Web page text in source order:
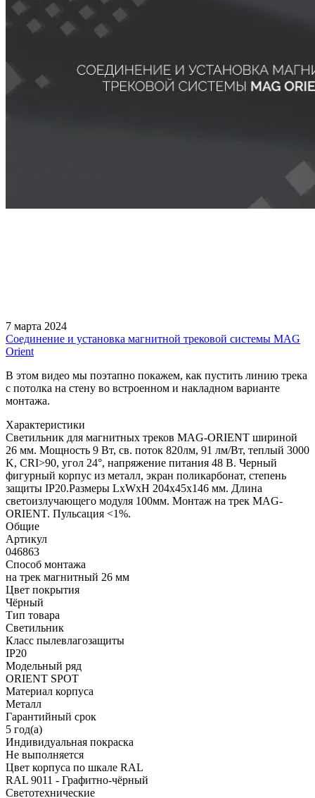
7 марта 2024
Соединение и установка магнитной трековой системы MAG
Orient
В этом видео мы поэтапно покажем, как пустить линию трека
с потолка на стену во встроенном и накладном варианте
монтажа.
Характеристики
Светильник для магнитных треков MAG-ORIENT шириной
26 мм. Мощность 9 Вт, св. поток 820лм, 91 лм/Вт, теплый 3000
K, CRI>90, угол 24°, напряжение питания 48 В. Черный
фигурный корпус из металл, экран поликарбонат, степень
защиты IP20.Размеры LxWxH 204x45x146 мм. Длина
светоизлучающего модуля 100мм. Монтаж на трек MAG-
ORIENT. Пульсация <1%.
Общие
Артикул
046863
Способ монтажа
на трек магнитный 26 мм
Цвет покрытия
Чёрный
Тип товара
Светильник
Класс пылевлагозащиты
IP20
Модельный ряд
ORIENT SPOT
Материал корпуса
Металл
Гарантийный срок
5 год(а)
Индивидуальная покраска
Не выполняется
Цвет корпуса по шкале RAL
RAL 9011 - Графитно-чёрный
Светотехнические